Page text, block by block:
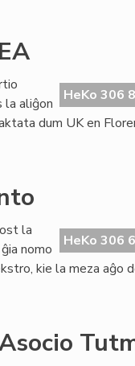
HeKo 306
la aliĝon
dum UK en
HeKo 306
la
nomo
kie la meza aĝo